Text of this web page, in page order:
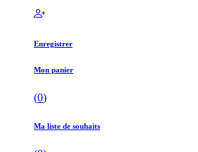
Enregistrer
Mon panier
(0)
Ma liste de souhaits